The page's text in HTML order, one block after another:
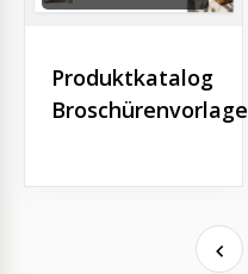
Produktkatalog
Broschürenvorlage